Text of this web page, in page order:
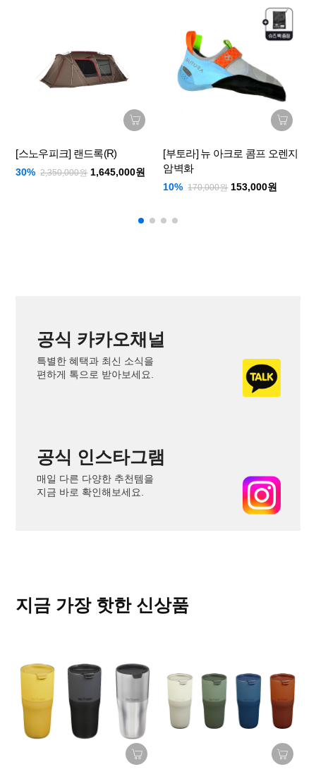
[스노우피크] 랜드록(R)
30% 2,350,000원 1,645,000원
[부토라] 뉴 아크로 콤프 오렌지
암벽화
10% 170,000원 153,000원
공식 카카오채널
특별한 혜택과 최신 소식을
편하게 톡으로 받아보세요.
공식 인스타그램
매일 다른 다양한 추천템을
지금 바로 확인해보세요.
지금 가장 핫한 신상품